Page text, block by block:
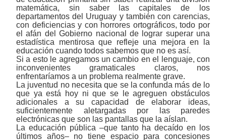
matemática, sin saber las capitales de los
departamentos del Uruguay y también con carencias,
con deficiencias y con horrores ortográficos, todo por
el afán del Gobierno nacional de lograr superar una
estadística mentirosa que refleje una mejora en la
educación cuando todos sabemos que no es así.
Si a esto le agregamos un cambio en el lenguaje, con
inconvenientes gramaticales claros, nos
enfrentaríamos a un problema realmente grave.
La juventud no necesita que se la confunda más de lo
que ya está hoy ni que se le agreguen obstáculos
adicionales a su capacidad de elaborar ideas,
suficientemente aletargadas por las paredes
electrónicas que son las pantallas que la aíslan.
La educación pública ‒que tanto ha decaído en los
últimos años‒ no tiene espacio para concesiones